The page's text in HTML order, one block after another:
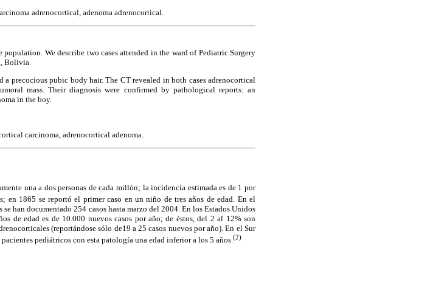
adrenocortical, adenoma adrenocortical.
We describe two cases attended in the ward of Pediatric Surgery
Bolivia.
precocious pubic body hair. The CT revealed in both cases adrenocortical
mass. Their diagnosis were confirmed by pathological reports: an
in the boy.
carcinoma, adrenocortical adenoma.
una a dos personas de cada millón; la incidencia estimada es de 1 por
en 1865 se reportó el primer caso en un niño de tres años de edad. En el
han documentado 254 casos hasta marzo del 2004. En los Estados Unidos
de edad es de 10.000 nuevos casos por año; de éstos, del 2 al 12% son
(reportándose sólo de19 a 25 casos nuevos por año). En el Sur
pediátricos con esta patología una edad inferior a los 5 años.(2)